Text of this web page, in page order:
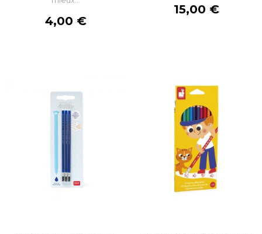
Prix
4,00 €
Prix
15,00 €